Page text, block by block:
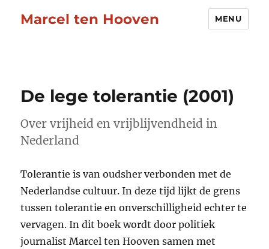
Marcel ten Hooven MENU
De lege tolerantie (2001)
Over vrijheid en vrijblijvendheid in
Nederland
Tolerantie is van oudsher verbonden met de
Nederlandse cultuur. In deze tijd lijkt de grens
tussen tolerantie en onverschilligheid echter te
vervagen. In dit boek wordt door politiek
journalist Marcel ten Hooven samen met